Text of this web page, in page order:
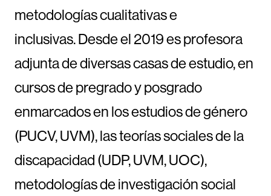
metodologías cualitativas e
inclusivas. Desde el 2019 es profesora
adjunta de diversas casas de estudio, en
cursos de pregrado y posgrado
enmarcados en los estudios de género
(PUCV, UVM), las teorías sociales de la
discapacidad (UDP, UVM, UOC),
metodologías de investigación social